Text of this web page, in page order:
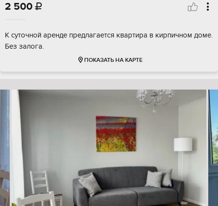
2 500 
К суточной аренде предлагается квартира в кирпичном доме.
Без залога.
ПОКАЗАТЬ НА КАРТЕ